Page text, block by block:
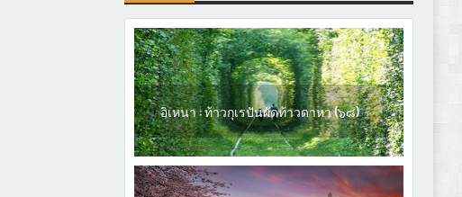
อิเหนา : ท้าวกุเรปันผัดท้าวดาหา (๖๘)